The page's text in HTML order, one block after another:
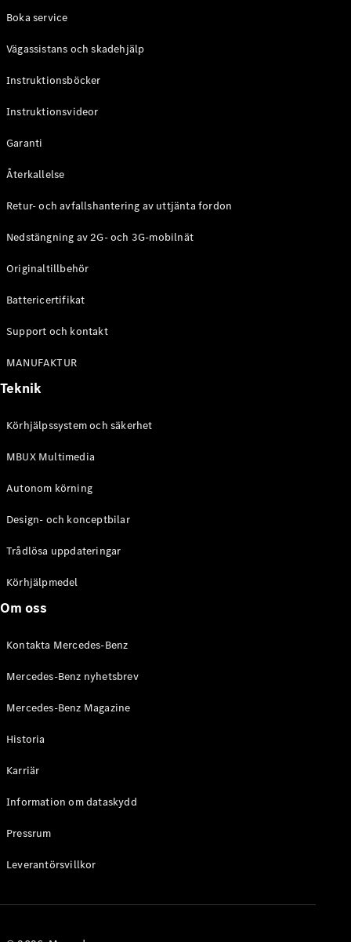
Mercedes-
AMG GT
Coupé
Elektrisk
Konfigurator
Store
Cabriolet / Roadster
Cabriolet /
Mercedes-
Roadster
Maybach SL
Monogram
Series
Mercedes-
Mercedes-
Store
Boka service
Vägassistans och skadehjälp
Instruktionsböcker
Instruktionsvideor
Garanti
Återkallelse
Retur- och avfallshantering av uttjänta fordon
Nedstängning av 2G- och 3G-mobilnät
Originaltillbehör
Battericertifikat
Support och kontakt
MANUFAKTUR
Teknik
Körhjälpssystem och säkerhet
MBUX Multimedia
Autonom körning
Design- och konceptbilar
Trådlösa uppdateringar
Körhjälpmedel
Om oss
Kontakta Mercedes-Benz
Mercedes-Benz nyhetsbrev
Mercedes-Benz Magazine
Historia
Karriär
Information om dataskydd
Pressrum
Leverantörsvillkor